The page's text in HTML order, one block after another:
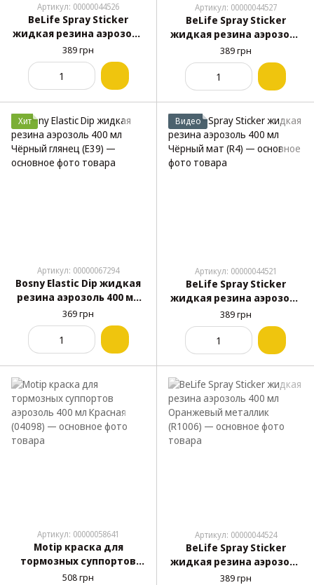
Артикул: 00000044526
BeLife Spray Sticker
жидкая резина аэрозоль
400 мл Серебро (R2601)
389 грн
Артикул: 00000044527
BeLife Spray Sticker
жидкая резина аэрозоль
400 мл Красный
металлик (R2600)
389 грн
Хит
Артикул: 00000067294
Bosny Elastic Dip жидкая
резина аэрозоль 400 мл
Чёрный глянец (E39)
369 грн
Видео
Артикул: 00000044521
BeLife Spray Sticker
жидкая резина аэрозоль
400 мл Чёрный мат (R4)
389 грн
Артикул: 00000058641
Motip краска для
тормозных суппортов
аэрозоль 400 мл Красная
508 грн
Артикул: 00000044524
BeLife Spray Sticker
жидкая резина аэрозоль
400 мл Оранжевый
389 грн